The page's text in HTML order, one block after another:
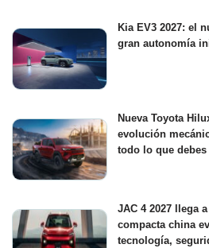
Kia EV3 2027: el
gran autonomía
Nueva Toyota
evolución
todo lo que debes
JAC 4 2027 llega
compacta china
tecnología,